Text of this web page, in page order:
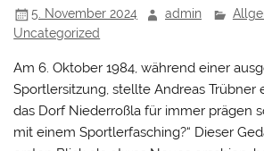
5. November 2024 admin
Uncategorized
Am 6. Oktober 1984, während einer
Sportlersitzung, stellte Andreas Trübner
das Dorf Niederroßla für immer prägen
mit einem Sportlerfasching?“ Dieser